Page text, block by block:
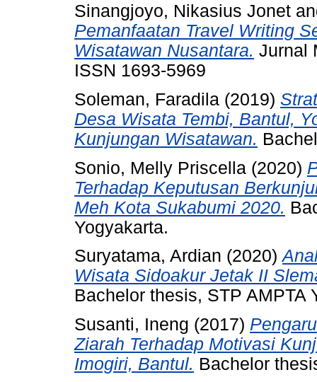
Sinangjoyo, Nikasius Jonet
Pemanfaatan Travel Writing
Wisatawan Nusantara. Jurnal
ISSN 1693-5969
Soleman, Faradila (2019)
Desa Wisata Tembi, Bantul,
Kunjungan Wisatawan.
Sonio, Melly Priscella (2020)
Terhadap Keputusan
Meh Kota Sukabumi 2020.
Yogyakarta.
Suryatama, Ardian (2020)
Wisata Sidoakur Jetak II
Bachelor thesis, STP AMPTA
Susanti, Ineng (2017)
Ziarah Terhadap Motivasi
Imogiri, Bantul. Bachelor